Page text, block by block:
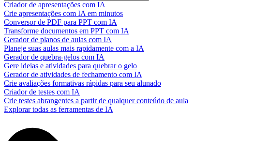
Criador de apresentações com IA
Crie apresentações com IA em minutos
Conversor de PDF para PPT com IA
Transforme documentos em PPT com IA
Gerador de planos de aulas com IA
Planeje suas aulas mais rapidamente com a IA
Gerador de quebra-gelos com IA
Gere ideias e atividades para quebrar o gelo
Gerador de atividades de fechamento com IA
Crie avaliações formativas rápidas para seu alunado
Criador de testes com IA
Crie testes abrangentes a partir de qualquer conteúdo de aula
Explorar todas as ferramentas de IA